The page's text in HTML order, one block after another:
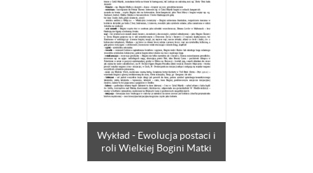
Wykład - Ewolucja postaci i
roli Wielkiej Bogini Matki